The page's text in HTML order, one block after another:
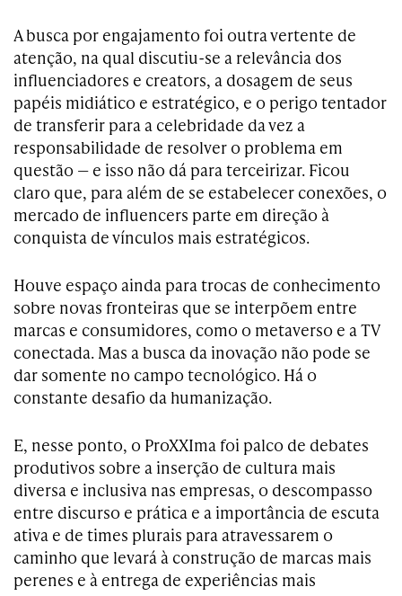
A busca por engajamento foi outra vertente de
atenção, na qual discutiu-se a relevância dos
influenciadores e creators, a dosagem de seus
papéis midiático e estratégico, e o perigo tentador
de transferir para a celebridade da vez a
responsabilidade de resolver o problema em
questão — e isso não dá para terceirizar. Ficou
claro que, para além de se estabelecer conexões, o
mercado de influencers parte em direção à
conquista de vínculos mais estratégicos.
Houve espaço ainda para trocas de conhecimento
sobre novas fronteiras que se interpõem entre
marcas e consumidores, como o metaverso e a TV
conectada. Mas a busca da inovação não pode se
dar somente no campo tecnológico. Há o
constante desafio da humanização.
E, nesse ponto, o ProXXIma foi palco de debates
produtivos sobre a inserção de cultura mais
diversa e inclusiva nas empresas, o descompasso
entre discurso e prática e a importância de escuta
ativa e de times plurais para atravessarem o
caminho que levará à construção de marcas mais
perenes e à entrega de experiências mais